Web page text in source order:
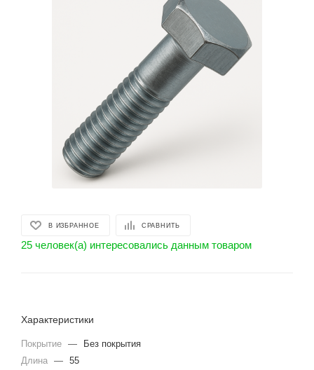
В ИЗБРАННОЕ СРАВНИТЬ
25 человек(а) интересовались данным товаром
Характеристики
Покрытие —
Без покрытия
Длина — 55